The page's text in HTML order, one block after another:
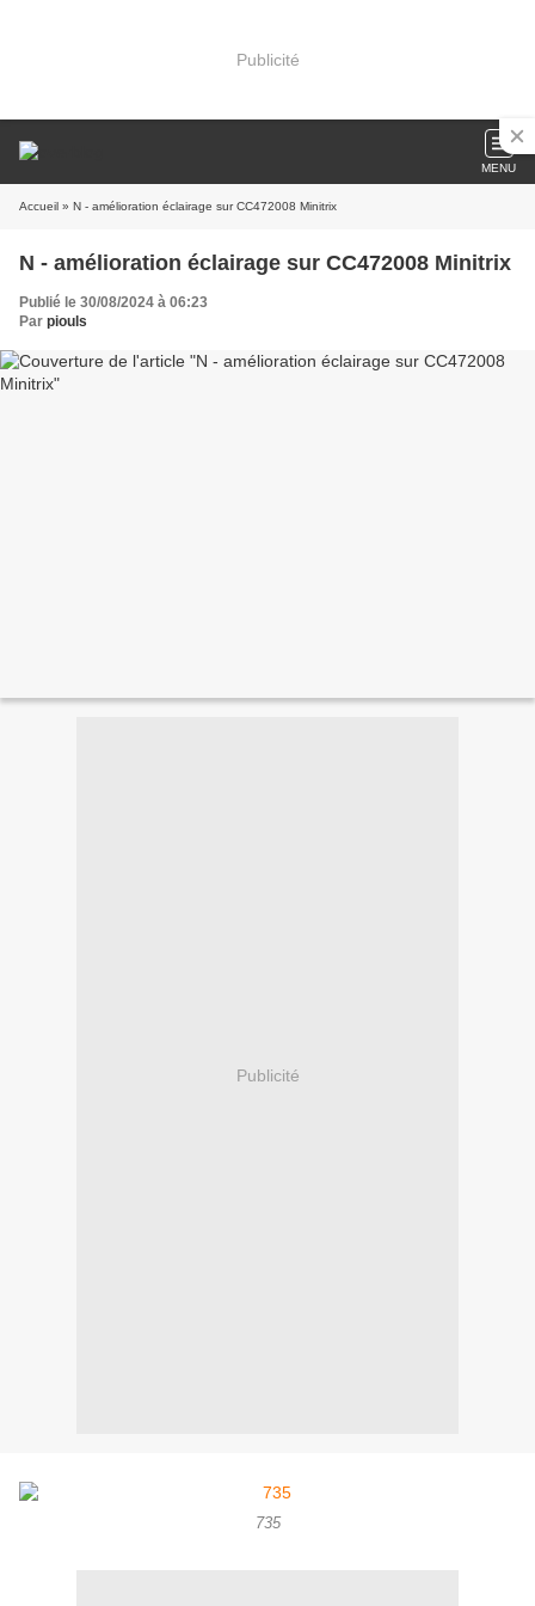
Publicité
MENU
Accueil » N - amélioration éclairage sur CC472008 Minitrix
N - amélioration éclairage sur CC472008 Minitrix
Publié le 30/08/2024 à 06:23
Par piouls
Publicité
735